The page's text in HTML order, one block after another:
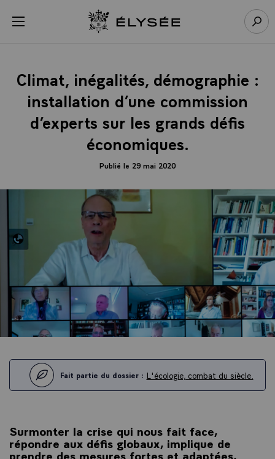
menu Retour à l’accueil Élysée
Climat, inégalités, démographie :
installation d’une commission
d’experts sur les grands défis
économiques.
Publié le 29 mai 2020
Fait partie du dossier : L'écologie, combat du siècle.
Surmonter la crise qui nous fait face,
répondre aux défis globaux, implique de
prendre des mesures fortes et adaptées,
Panneau de gestion des cookies